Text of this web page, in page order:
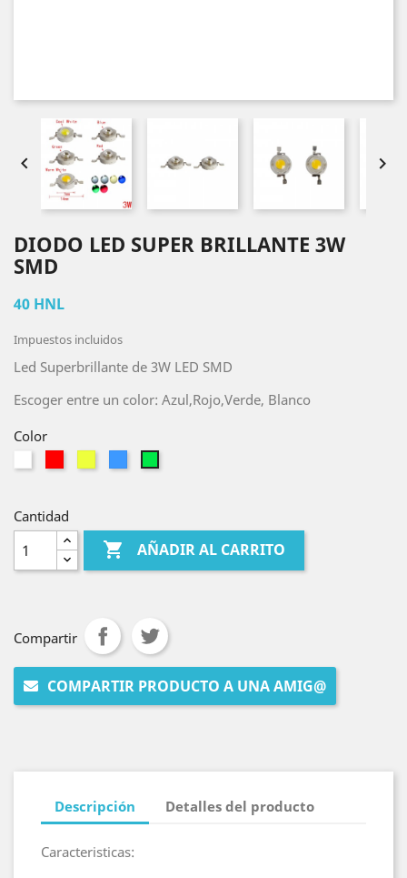
 
DIODO LED SUPER BRILLANTE 3W
SMD
40 HNL
Impuestos incluidos
Led Superbrillante de 3W LED SMD
Escoger entre un color: Azul,Rojo,Verde, Blanco
Color
Cantidad
 AÑADIR AL CARRITO
Compartir
COMPARTIR PRODUCTO A UNA AMIG@
Descripción Detalles del producto
Caracteristicas: